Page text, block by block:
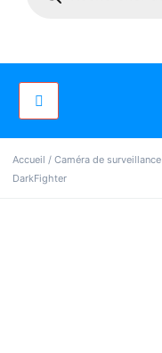
Accueil / Caméra de surveillance
DarkFighter